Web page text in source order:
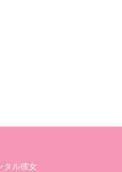
まくった時期は仕事
は恥ずかしながらな
タル彼女